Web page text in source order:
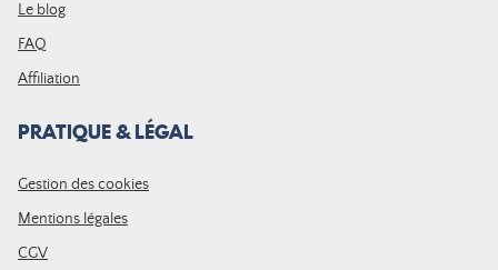
Le blog
FAQ
Affiliation
PRATIQUE & LÉGAL
Gestion des cookies
Mentions légales
CGV